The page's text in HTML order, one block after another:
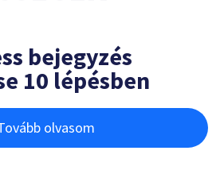
bejegyzés
10 lépésben
olvasom